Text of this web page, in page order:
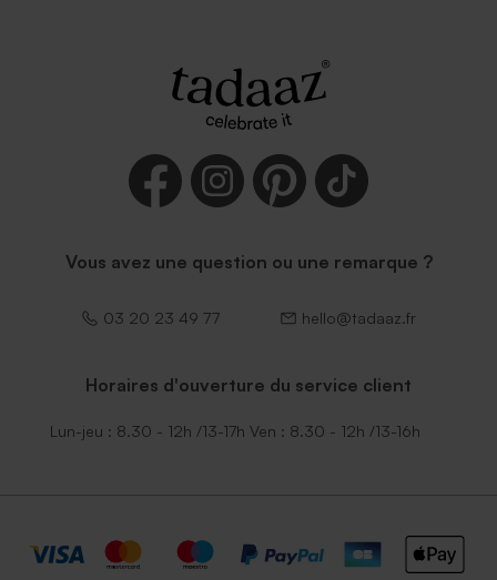
Vous avez une question ou une remarque ?
03 20 23 49 77 hello@tadaaz.fr
Horaires d'ouverture du service client
Lun-jeu : 8.30 - 12h /13-17h Ven : 8.30 - 12h /13-16h